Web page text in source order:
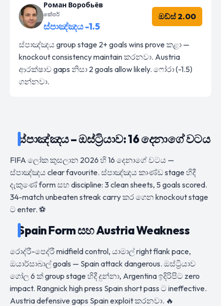
Роман Воробьёв
කේපර්
ස්පාඤ්ඤය -1.5
ඔඩ්ස් 2.00
ස්පාඤ්ඤය group stage 2+ goals wins prove කළා —
knockout consistency maintain කරනවා. Austria
ආරක්ෂාව gaps නිසා 2 goals allow likely. ෆෝරා (-1.5)
ගන්නවා.
ස්පාඤ්ඤය – ඔස්ට්‍රියාව: 16 දෙනාගේ වටය
FIFA ලෝක කුසලාන 2026 හි 16 දෙනාගේ වටය —
ස්පාඤ්ඤය clear favourite. ස්පාඤ්ඤය කාණ්ඩ stage හිදී
දැකුණේ form සහ discipline: 3 clean sheets, 5 goals scored.
34-match unbeaten streak carry කර ගෙන knockout stage
ට enter. ⚽
Spain Form සහ Austria Weakness
රොද්රී-පෙද්රී midfield control, යාමාල් right flank pace,
ඔයාර්සාබාල් goals — Spain attack dangerous. ඔස්ට්‍රියාව
ගෝල 6 ක් group stage හිදී දුන්නා, Argentina ඉදිරිපිට zero
impact. Rangnick high press Spain short pass ට ineffective.
Austria defensive gaps Spain exploit කරනවා. 🔥